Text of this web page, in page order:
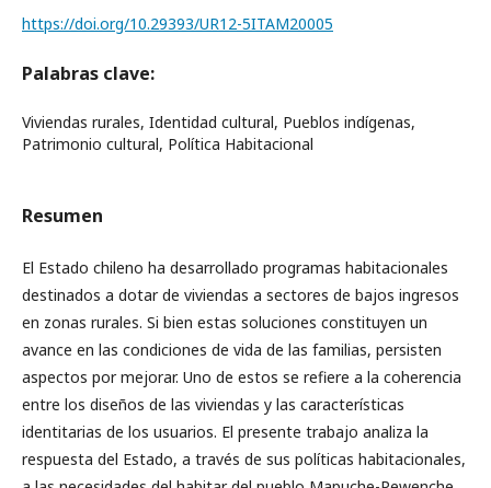
https://doi.org/10.29393/UR12-5ITAM20005
Palabras clave:
Viviendas rurales, Identidad cultural, Pueblos indígenas,
Patrimonio cultural, Política Habitacional
Resumen
El Estado chileno ha desarrollado programas habitacionales
destinados a dotar de viviendas a sectores de bajos ingresos
en zonas rurales. Si bien estas soluciones constituyen un
avance en las condiciones de vida de las familias, persisten
aspectos por mejorar. Uno de estos se refiere a la coherencia
entre los diseños de las viviendas y las características
identitarias de los usuarios. El presente trabajo analiza la
respuesta del Estado, a través de sus políticas habitacionales,